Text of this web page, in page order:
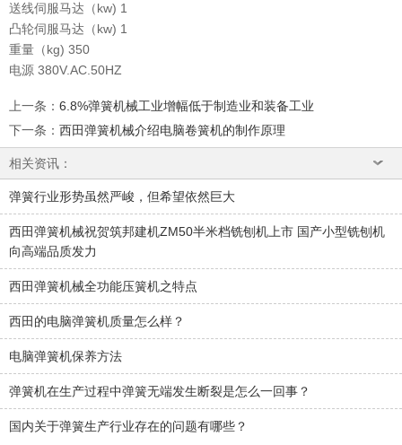
送线伺服马达（kw) 1
凸轮伺服马达（kw) 1
重量（kg) 350
电源 380V.AC.50HZ
上一条 ： 6.8%弹簧机械工业增幅低于制造业和装备工业
下一条 ： 西田弹簧机械介绍电脑卷簧机的制作原理
相关资讯：
弹簧行业形势虽然严峻，但希望依然巨大
西田弹簧机械祝贺筑邦建机ZM50半米档铣刨机上市 国产小型铣刨机
向高端品质发力
西田弹簧机械全功能压簧机之特点
西田的电脑弹簧机质量怎么样？
电脑弹簧机保养方法
弹簧机在生产过程中弹簧无端发生断裂是怎么一回事？
国内关于弹簧生产行业存在的问题有哪些？